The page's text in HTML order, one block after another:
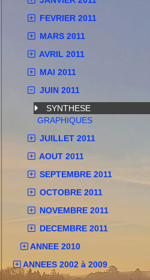
FEVRIER 2011
MARS 2011
AVRIL 2011
MAI 2011
JUIN 2011
SYNTHESE
GRAPHIQUES
JUILLET 2011
AOUT 2011
SEPTEMBRE 2011
OCTOBRE 2011
NOVEMBRE 2011
DECEMBRE 2011
ANNEE 2010
ANNEES 2002 à 2009